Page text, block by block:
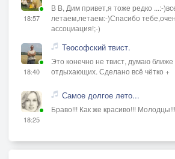
18:57
В В, Дим привет,я тоже редко ...:-
летаем,летаем:-)Спасибо
ассоциация!;-)
18:40
Теософский твист.
Это конечно не твист, думаю
отдыхающих. Сделано всё чётко +
18:25
Самое долгое лето...
Браво!!! Как же красиво!!!